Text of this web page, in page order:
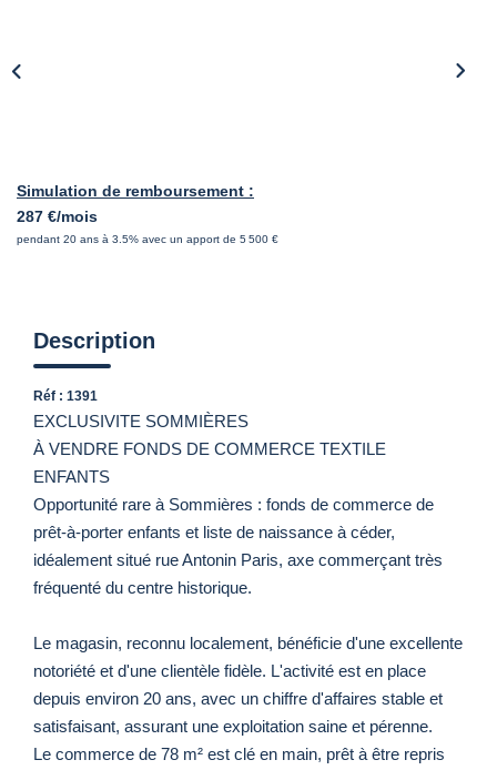
Simulation de remboursement :
287 €/mois
pendant 20 ans à 3.5% avec un apport de 5 500 €
Description
Réf : 1391
EXCLUSIVITE SOMMIÈRES
À VENDRE FONDS DE COMMERCE TEXTILE
ENFANTS
Opportunité rare à Sommières : fonds de commerce de
prêt-à-porter enfants et liste de naissance à céder,
idéalement situé rue Antonin Paris, axe commerçant très
fréquenté du centre historique.
Le magasin, reconnu localement, bénéficie d'une excellente
notoriété et d'une clientèle fidèle. L'activité est en place
depuis environ 20 ans, avec un chiffre d'affaires stable et
satisfaisant, assurant une exploitation saine et pérenne.
Le commerce de 78 m² est clé en main, prêt à être repris